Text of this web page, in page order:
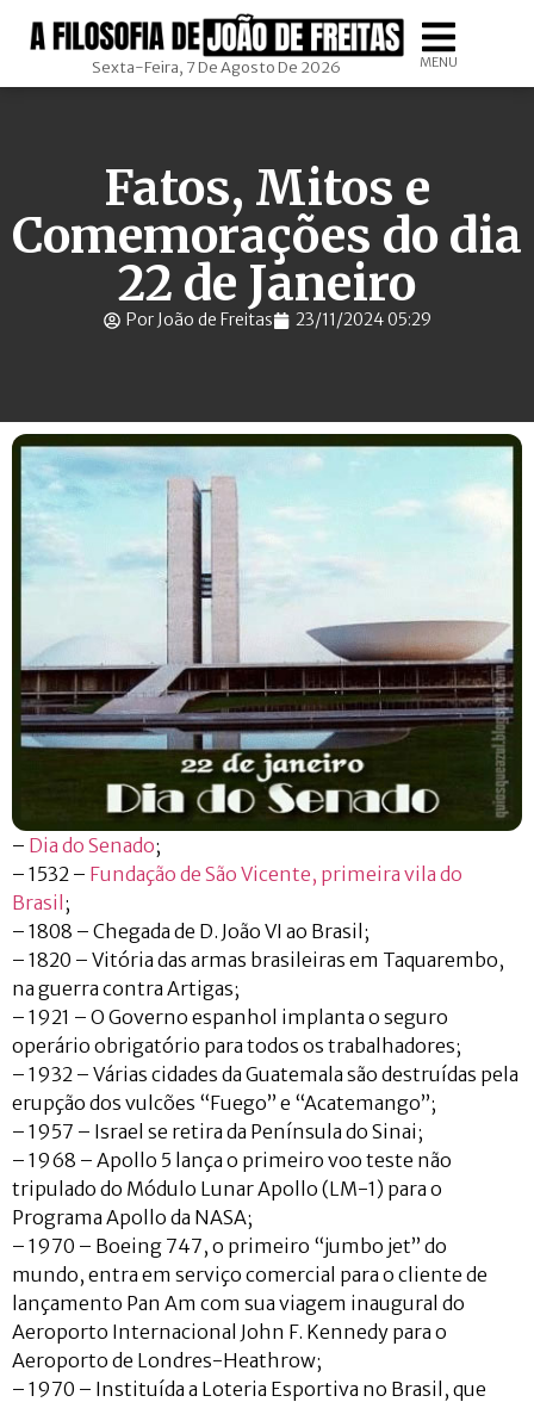
Sexta-Feira, 7 De Agosto De 2026 MENU
Fatos, Mitos e
Comemorações do dia
22 de Janeiro
Por João de Freitas 23/11/2024 05:29
– Dia do Senado;
– 1532 – Fundação de São Vicente, primeira vila do
Brasil;
– 1808 – Chegada de D. João VI ao Brasil;
– 1820 – Vitória das armas brasileiras em Taquarembo,
na guerra contra Artigas;
– 1921 – O Governo espanhol implanta o seguro
operário obrigatório para todos os trabalhadores;
– 1932 – Várias cidades da Guatemala são destruídas pela
erupção dos vulcões “Fuego” e “Acatemango”;
– 1957 – Israel se retira da Península do Sinai;
– 1968 – Apollo 5 lança o primeiro voo teste não
tripulado do Módulo Lunar Apollo (LM-1) para o
Programa Apollo da NASA;
– 1970 – Boeing 747, o primeiro “jumbo jet” do
mundo, entra em serviço comercial para o cliente de
lançamento Pan Am com sua viagem inaugural do
Aeroporto Internacional John F. Kennedy para o
Aeroporto de Londres-Heathrow;
– 1970 – Instituída a Loteria Esportiva no Brasil, que